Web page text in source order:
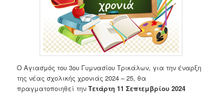
Ο Αγιασμός του 3ου Γυμνασίου Τρικάλων, για την έναρξη
της νέας σχολικής χρονιάς 2024 – 25, θα
πραγματοποιηθεί τηνΤετάρτη 11 Σεπτεμβρίου 2024